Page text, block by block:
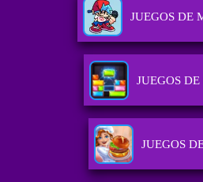
JUEGOS DE
JUEGOS
JUEGOS